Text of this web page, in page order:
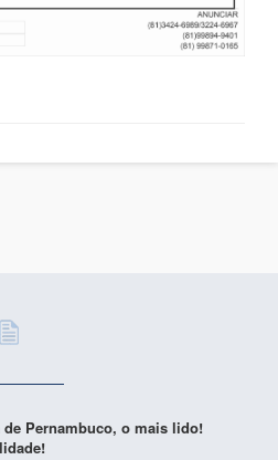
Pernambuco, o mais lido!